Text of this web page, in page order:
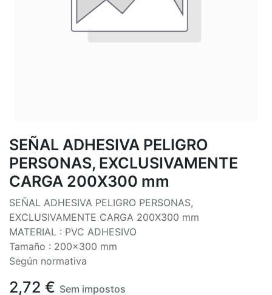
SEÑAL ADHESIVA PELIGRO
PERSONAS, EXCLUSIVAMENTE
CARGA 200X300 mm
SEÑAL ADHESIVA PELIGRO PERSONAS,
EXCLUSIVAMENTE CARGA 200X300 mm
MATERIAL : PVC ADHESIVO
Tamaño : 200x300 mm
Según normativa
2,72 € Sem impostos